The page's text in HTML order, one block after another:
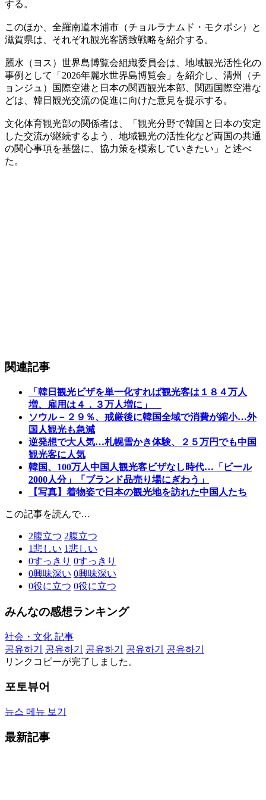
する。
このほか、全羅南道木浦市（チョルラナムド・モクポシ）と
滋賀県は、それぞれ観光客誘致戦略を紹介する。
麗水（ヨス）世界島博覧会組織委員会は、地域観光活性化の
事例として「2026年麗水世界島博覧会」を紹介し、清州（チ
ョンジュ）国際空港と日本の関西観光本部、関西国際空港な
どは、韓日観光交流の促進に向けた意見を提示する。
文化体育観光部の関係者は、「観光分野で韓国と日本の安定
した交流が継続するよう、地域観光の活性化など両国の共通
の関心事項を基盤に、協力策を模索していきたい」と述べ
た。
関連記事
「韓日観光ビザを単一化すれば観光客は１８４万人
増、雇用は４．３万人増に」
ソウル－２９％、戒厳後に韓国全域で消費が縮小…外
国人観光も急減
逆発想で大人気…札幌雪かき体験、２５万円でも中国
観光客に人気
韓国、100万人中国人観光客ビザなし時代…「ビール
2000人分」「ブランド品売り場にぎわう」
【写真】着物姿で日本の観光地を訪れた中国人たち
この記事を読んで…
2腹立つ 2腹立つ
1悲しい 1悲しい
0すっきり 0すっきり
0興味深い 0興味深い
0役に立つ 0役に立つ
みんなの感想ランキング
社会・文化 記事
공유하기
공유하기 공유하기 공유하기
공유하기
リンクコピーが完了しました。
포토뷰어
뉴스 메뉴 보기
最新記事